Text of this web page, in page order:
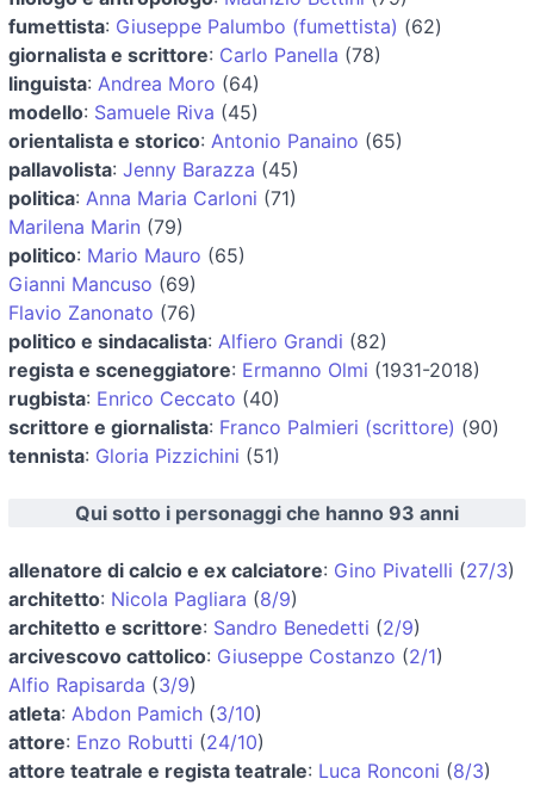
fumettista: Giuseppe Palumbo (fumettista) (62)
giornalista e scrittore: Carlo Panella (78)
linguista: Andrea Moro (64)
modello: Samuele Riva (45)
orientalista e storico: Antonio Panaino (65)
pallavolista: Jenny Barazza (45)
politica: Anna Maria Carloni (71)
Marilena Marin (79)
politico: Mario Mauro (65)
Gianni Mancuso (69)
Flavio Zanonato (76)
politico e sindacalista: Alfiero Grandi (82)
regista e sceneggiatore: Ermanno Olmi (1931-2018)
rugbista: Enrico Ceccato (40)
scrittore e giornalista: Franco Palmieri (scrittore) (90)
tennista: Gloria Pizzichini (51)
Qui sotto i personaggi che hanno 93 anni
allenatore di calcio e ex calciatore: Gino Pivatelli (27/3)
architetto: Nicola Pagliara (8/9)
architetto e scrittore: Sandro Benedetti (2/9)
arcivescovo cattolico: Giuseppe Costanzo (2/1)
Alfio Rapisarda (3/9)
atleta: Abdon Pamich (3/10)
attore: Enzo Robutti (24/10)
attore teatrale e regista teatrale: Luca Ronconi (8/3)